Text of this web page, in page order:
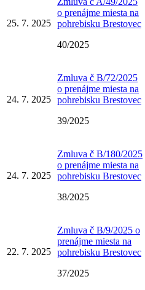
25. 7. 2025
o prenájme miesta na
pohrebisku Brestovec
40/2025
24. 7. 2025
Zmluva č B/72/2025
o prenájme miesta na
pohrebisku Brestovec
39/2025
24. 7. 2025
Zmluva č B/180/2025
o prenájme miesta na
pohrebisku Brestovec
38/2025
22. 7. 2025
Zmluva č B/9/2025 o
prenájme miesta na
pohrebisku Brestovec
37/2025